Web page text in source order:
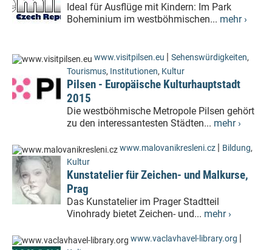
Ideal für Ausflüge mit Kindern: Im Park
Boheminium im westböhmischen... mehr ›
www.visitpilsen.eu Sehenswürdigkeiten,
Tourismus, Institutionen, Kultur
Pilsen - Europäische Kulturhauptstadt
2015
Die westböhmische Metropole Pilsen gehört
zu den interessantesten Städten... mehr ›
www.malovanikresleni.cz Bildung,
Kultur
Kunstatelier für Zeichen- und Malkurse,
Prag
Das Kunstatelier im Prager Stadtteil
Vinohrady bietet Zeichen- und... mehr ›
www.vaclavhavel-library.org